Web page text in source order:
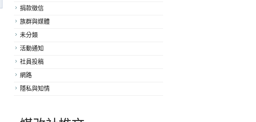
捐款徵信
族群與媒體
未分類
活動通知
社員投稿
網路
隱私與知情